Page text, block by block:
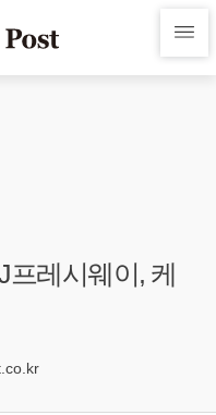
프레시웨이, 케